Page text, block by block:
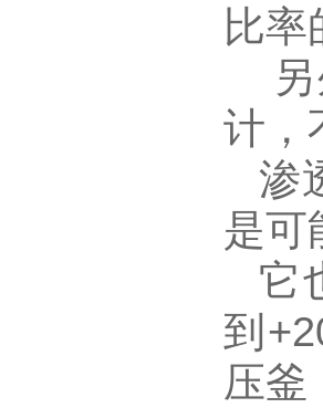
比
计，
渗
是可
它
到
压釜